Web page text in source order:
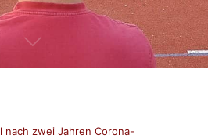
nach zwei Jahren Corona-